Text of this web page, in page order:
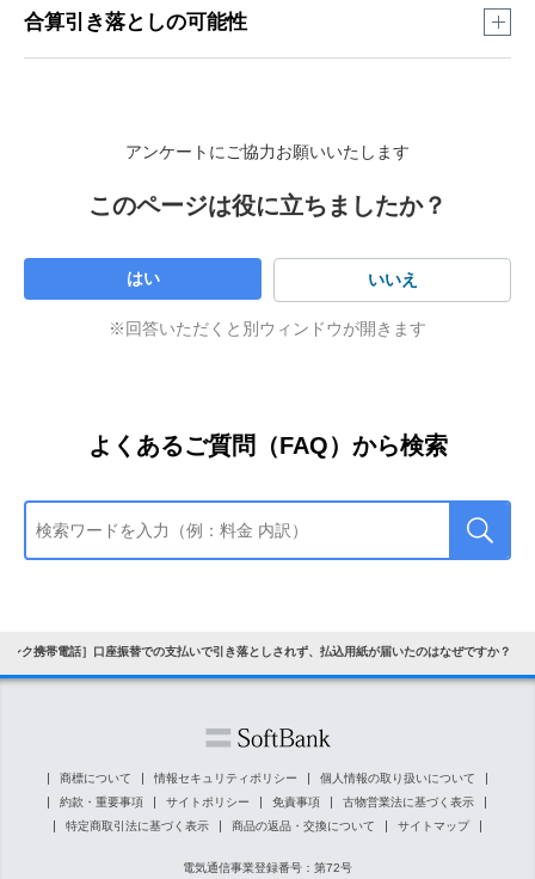
※ 支払方法を戻す場合について詳しくはこちら
新しい支払方法に切り替わるまでにお時間がかかります。
合算引き落としの可能性
アンケートにご協力お願いいたします
このページは役に立ちましたか？
はい いいえ
※回答いただくと別ウィンドウが開きます
よくあるご質問（FAQ）から検索
ンク携帯電話］口座振替での支払いで引き落としされず、払込用紙が届いたのはなぜですか？
商標について 情報セキュリティポリシー
個人情報の取り扱いについて
約款・重要事項
サイトポリシー 免責事項
古物営業法に基づく表示
特定商取引法に基づく表示
商品の返品・交換について サイトマップ
電気通信事業登録番号：第72号